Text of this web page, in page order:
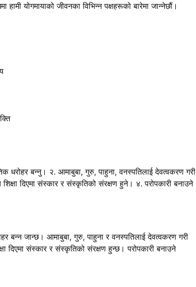
योगमायाको जीवनका विभिन्न पक्षहरूको बारेमा जान्नेछौं।
धरोहर बन्नु। २. आमाबुबा, गुरु, पाहुना, वनस्पतिलाई देवत्वकरण गरी
दिएमा संस्कार र संस्कृतिको संरक्षण हुने। ४. परोपकारी बनाउने
बन्न जान्छ। आमाबुबा, गुरु, पाहुना र वनस्पतिलाई देवत्वकरण गरी
दिएमा संस्कार र संस्कृतिको संरक्षण हुन्छ। परोपकारी बनाउने